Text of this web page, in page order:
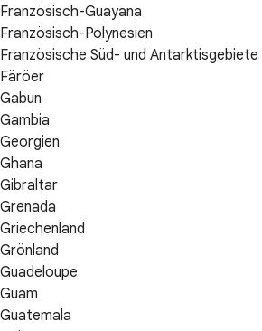
Französisch-Guayana
Französisch-Polynesien
Französische Süd- und Antarktisgebiete
Färöer
Gabun
Gambia
Georgien
Ghana
Gibraltar
Grenada
Griechenland
Grönland
Guadeloupe
Guam
Guatemala